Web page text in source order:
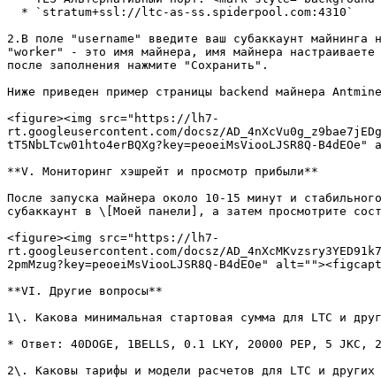
2.В поле "username" введите ваш субаккаунт
"worker" - это имя майнера, имя майнера
после заполнения нажмите "Сохранить".
Ниже приведен пример страницы backend майнера
<figure><img src="https://lh7-
rt.googleusercontent.com/docsz/
tT5NbLTcw01hto4erBQXg?key=peoeiMsViooLJSR8Q-
**V. Мониторинг хэшрейт и просмотр прибыли**
После запуска майнера около 10-15 минут и
субаккаунт в \[Моей панели], а затем просмотрите
<figure><img src="https://lh7-
rt.googleusercontent.com/docsz/
2pmMzug?key=peoeiMsViooLJSR8Q-B4dEOe"
**VI. Другие вопросы**
1\. Какова минимальная стартовая сумма для LTC и
* Ответ: 40DOGE, 1BELLS, 0.1 LKY, 20000 PEP, 5 JKC,
2\. Каковы тарифы и модели расчетов для LTC и других